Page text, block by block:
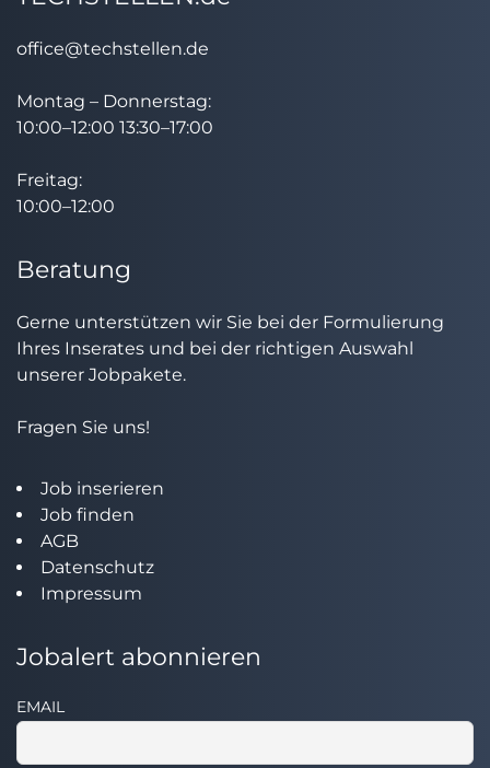
office@techstellen.de
Montag – Donnerstag:
10:00–12:00 13:30–17:00
Freitag:
10:00–12:00
Beratung
Gerne unterstützen wir Sie bei der Formulierung
Ihres Inserates und bei der richtigen Auswahl
unserer Jobpakete.
Fragen Sie uns!
Job inserieren
Job finden
AGB
Datenschutz
Impressum
Jobalert abonnieren
EMAIL